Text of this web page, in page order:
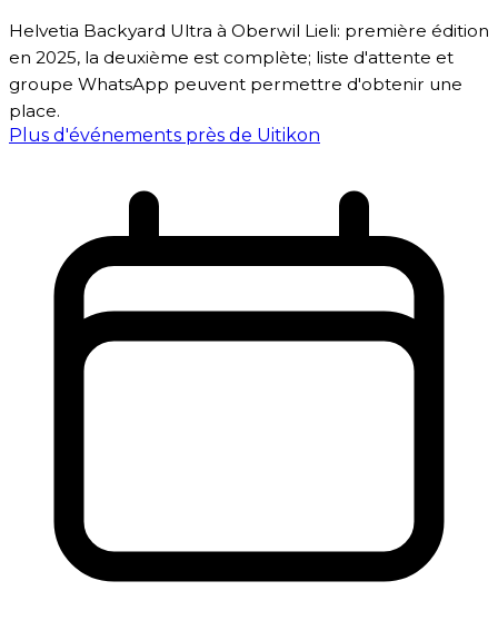
Helvetia Backyard Ultra à Oberwil Lieli: première édition
en 2025, la deuxième est complète; liste d'attente et
groupe WhatsApp peuvent permettre d'obtenir une
place.
Plus d'événements près de Uitikon